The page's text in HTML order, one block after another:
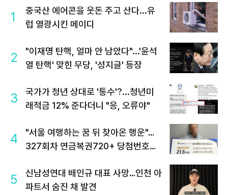
1
중국산 에어콘을 웃돈 주고 산다...유
럽 열광시킨 메이디
2
"이재명 탄핵, 얼마 안 남았다"...'윤석
열 탄핵' 맞힌 무당, '성지글' 등장
3
국가가 청년 상대로 '통수'?...청년미
래적금 12% 준다더니 "응, 오류야"
4
"서울 여행하는 꿈 뒤 찾아온 행운"…
327회차 연금복권720+ 당첨번호조
5
신남성연대 배인규 대표 사망…인천 아
파트서 숨진 채 발견